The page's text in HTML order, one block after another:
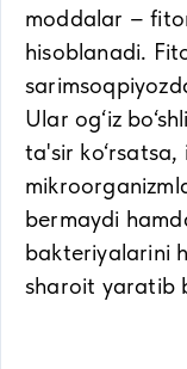
moddalar –
hisoblanadi.
Ular og‘iz
ta'sir
bermaydi
bakteriyalarini
sharoit yaratib